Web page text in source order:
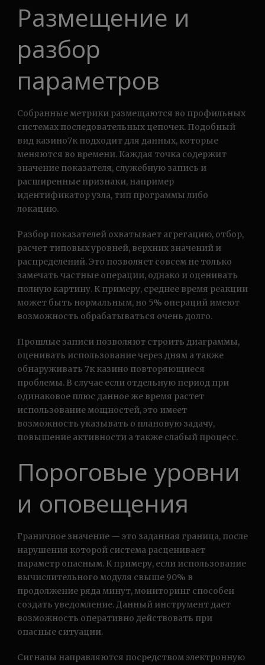
Размещение и
разбор
параметров
Собранные метрики размещаются во профильных
системах последовательных цепочек. Подобный
вид казино7к подходит для данных, которые
меняются во времени. Каждая точка содержит
значение показателя, служебную запись и
расширенные признаки, например
идентификатор узла, тип программы либо
локацию.
Разбор показателей охватывает агрегацию, отбор,
расчет типовых уровней, верхних значений и
распределений. Это позволяет совсем не только
замечать частные операции, однако и оценивать
полную картину. К примеру, среднее время реакции
может быть нормальным, но 5% операций имеют
возможность обрабатываться очень долго.
Прошлые записи позволяют строить диаграммы,
оценивать использование через дням а также
обнаруживать 7к казино повторяющиеся
проблемы. В случае если отдельную период при
одинаковое плюс данное же время растет
использование мощностей, это имеет
возможность указывать о плановую задачу,
повышение активности а также слабый процесс.
Пороговые уровни
и оповещения
Граничное значение — это заданная граница, после
нарушения которой система расценивает
параметр опасным. К примеру, если использование
вычислительного модуля свыше 90% в
продолжение ряда минут, мониторинг способен
создать уведомление. Данный инструмент дает
возможность оперативно действовать при
опасные ситуации.
Сигналы направляются посредством электронную